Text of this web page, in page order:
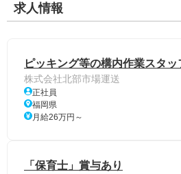
求人情報
ピッキング等の構内作業スタッ
株式会社北部市場運送
正社員
福岡県
月給26万円～
「保育士」賞与あり